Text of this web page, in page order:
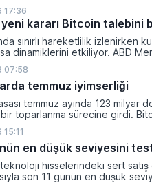
bu düzenleme
paraların belirli şartlar altında
kullanılmasına olanak
17:36
kararı Bitcoin talebini
sınırlı hareketlilik izlenirken
dinamiklerini etkiliyor. ABD
dar bantta seyreden kripto
belirsizliklerle baskı altında
07:58
temmuz iyimserliği
temmuz ayında 123 milyar
bir toparlanma sürecine girdi.
bu yükselişle birlikte
780 milyon dolar seviyesine
en düşük seviyesini
hisselerindeki sert satış
son 11 günün en düşük